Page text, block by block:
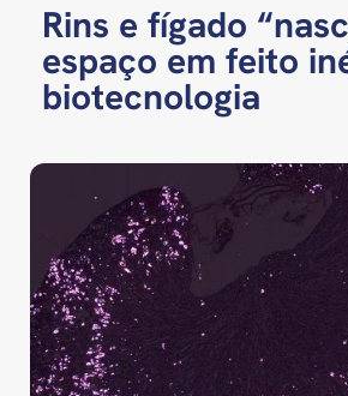
Rins e fígado
espaço em feito
biotecnologia